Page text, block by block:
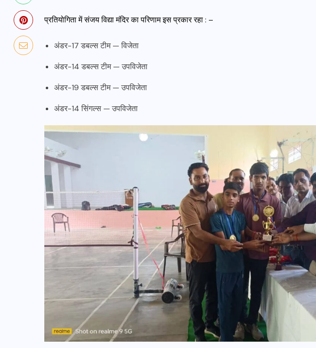
प्रतियोगिता में संजय विद्या मंदिर का परिणाम इस प्रकार रहा : –
अंडर-17 डबल्स टीम — विजेता
अंडर-14 डबल्स टीम — उपविजेता
अंडर-19 डबल्स टीम — उपविजेता
अंडर-14 सिंगल्स — उपविजेता